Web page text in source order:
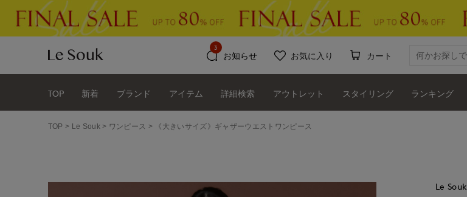
お知らせ
3
お気に入り カート
TOP 新着 ブランド アイテム 詳細検索 アウトレット スタイリング ランキング
TOP Le Souk ワンピース 《大きいサイズ》ギャザーウエストワンピース
Le Souk